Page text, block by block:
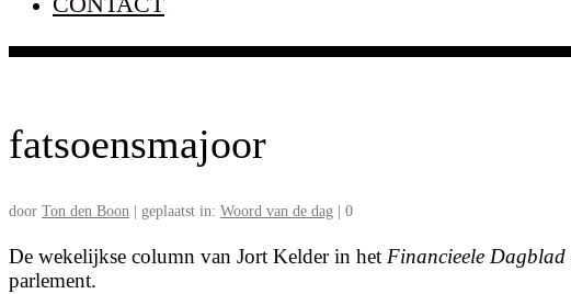
fatsoensmajoor
door Ton den Boon geplaatst in: Woord van de dag 0
De wekelijkse column van Jort Kelder in het Financieele Dagblad
parlement.